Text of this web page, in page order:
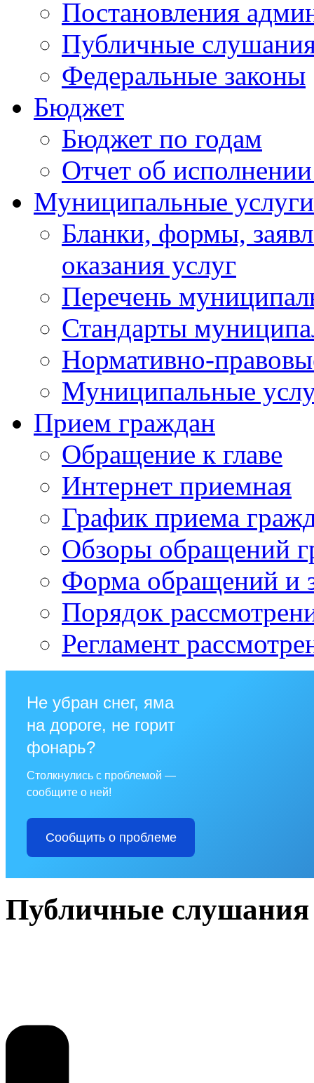
Постановления
Публичные
Федеральные законы
Бюджет
Бюджет по годам
Отчет об
Муниципальные услуги
Бланки, формы,
оказания услуг
Перечень
Стандарты
Нормативно-
Муниципальные
Прием граждан
Обращение к главе
Интернет приемная
График приема
Обзоры обращений
Форма обращений и
Порядок
Регламент
Не убран снег, яма
на дороге, не горит
фонарь?
Столкнулись с проблемой —
сообщите о ней!
Сообщить о проблеме
Публичные слушания